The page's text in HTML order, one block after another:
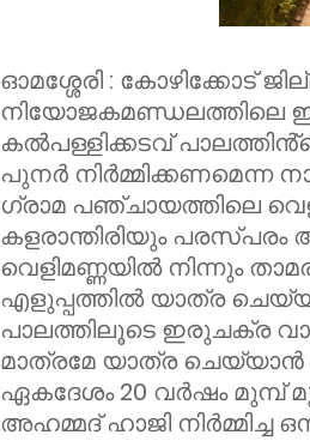
ഓമശ്ശേരി : കോഴിക്കോട്
നിയോജകമണ്ഡലത്തിലെ
കൽപള്ളിക്കടവ്
പുനർ നിർമ്മിക്കണമെന്ന
ഗ്രാമ പഞ്ചായത്തിലെ
കളരാന്തിരിയും പരസ്പരം
വെളിമണ്ണയിൽ നിന്നും
എളുപ്പത്തിൽ യാത്ര
പാലത്തിലൂടെ ഇരുചക്ര
മാത്രമേ യാത്ര
ഏകദേശം 20 വർഷം മുമ്പ്
അഹമ്മദ് ഹാജി നിർമ്മിച്ച